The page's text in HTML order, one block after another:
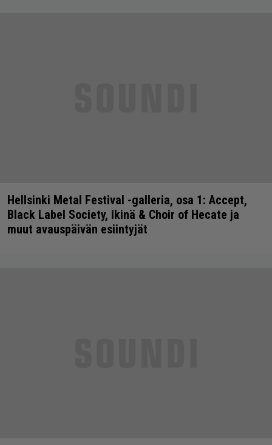
Hellsinki Metal Festival -galleria, osa 1: Accept,
Black Label Society, Ikinä & Choir of Hecate ja
muut avauspäivän esiintyjät